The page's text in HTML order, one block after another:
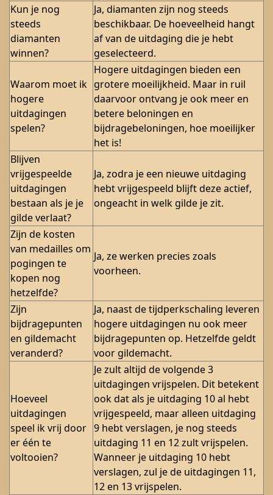
Kun je nog
steeds
diamanten
winnen?
Ja, diamanten zijn nog steeds
beschikbaar. De hoeveelheid hangt
af van de uitdaging die je hebt
geselecteerd.
Waarom moet ik
hogere
uitdagingen
spelen?
Hogere uitdagingen bieden een
grotere moeilijkheid. Maar in ruil
daarvoor ontvang je ook meer en
betere beloningen en
bijdragebeloningen, hoe moeilijker
het is!
Blijven
vrijgespeelde
uitdagingen
bestaan als je je
gilde verlaat?
Ja, zodra je een nieuwe uitdaging
hebt vrijgespeeld blijft deze actief,
ongeacht in welk gilde je zit.
Zijn de kosten
van medailles om
pogingen te
kopen nog
hetzelfde?
Ja, ze werken precies zoals
voorheen.
Zijn
bijdragepunten
en gildemacht
veranderd?
Ja, naast de tijdperkschaling leveren
hogere uitdagingen nu ook meer
bijdragepunten op. Hetzelfde geldt
voor gildemacht.
Hoeveel
uitdagingen
speel ik vrij door
er één te
voltooien?
Je zult altijd de volgende 3
uitdagingen vrijspelen. Dit betekent
ook dat als je uitdaging 10 al hebt
vrijgespeeld, maar alleen uitdaging
9 hebt verslagen, je nog steeds
uitdaging 11 en 12 zult vrijspelen.
Wanneer je uitdaging 10 hebt
verslagen, zul je de uitdagingen 11,
12 en 13 vrijspelen.